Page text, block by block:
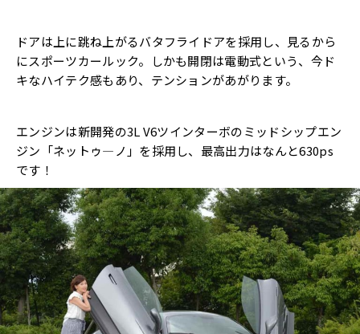
ドアは上に跳ね上がるバタフライドアを採用し、見るから
にスポーツカールック。しかも開閉は電動式という、今ド
キなハイテク感もあり、テンションがあがります。
エンジンは新開発の3L V6ツインターボのミッドシップエン
ジン「ネットゥ―ノ」を採用し、最高出力はなんと630ps
です！